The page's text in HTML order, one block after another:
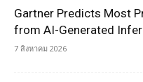
Gartner Predicts Most
from AI-Generated
7 สิงหาคม 2026